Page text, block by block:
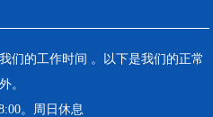
们的工作时间 。以下是我们的正常
。
。周日休息